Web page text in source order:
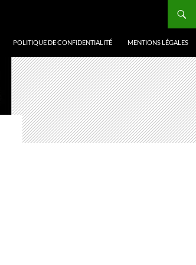
POLITIQUE DE CONFIDENTIALITÉ MENTIONS LÉGALES